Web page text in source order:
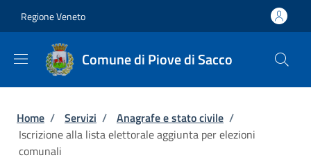
Regione Veneto
Comune di Piove di Sacco
Briciole di pane
Home / Servizi / Anagrafe e stato civile /
Iscrizione alla lista elettorale aggiunta per elezioni
comunali